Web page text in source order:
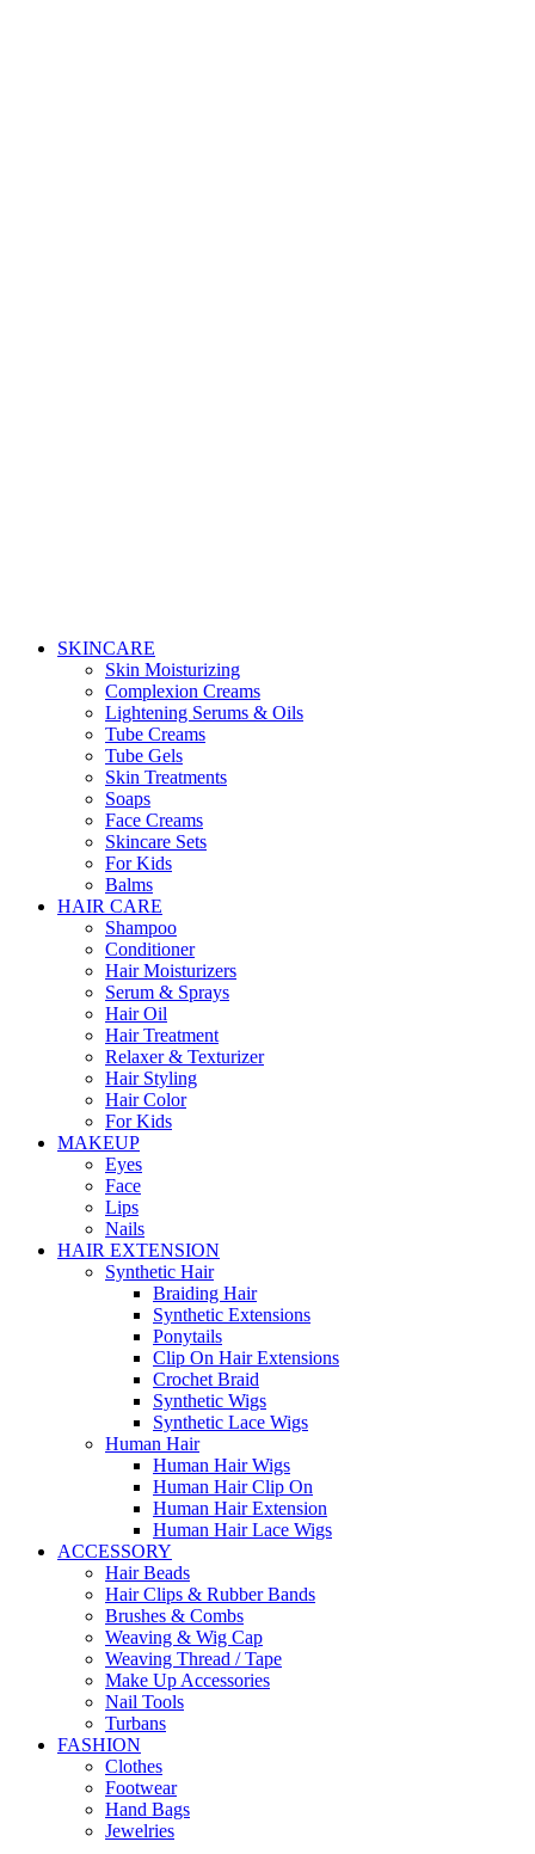
SKINCARE
Skin Moisturizing
Complexion Creams
Lightening Serums & Oils
Tube Creams
Tube Gels
Skin Treatments
Soaps
Face Creams
Skincare Sets
For Kids
Balms
HAIR CARE
Shampoo
Conditioner
Hair Moisturizers
Serum & Sprays
Hair Oil
Hair Treatment
Relaxer & Texturizer
Hair Styling
Hair Color
For Kids
MAKEUP
Eyes
Face
Lips
Nails
HAIR EXTENSION
Synthetic Hair
Braiding Hair
Synthetic Extensions
Ponytails
Clip On Hair Extensions
Crochet Braid
Synthetic Wigs
Synthetic Lace Wigs
Human Hair
Human Hair Wigs
Human Hair Clip On
Human Hair Extension
Human Hair Lace Wigs
ACCESSORY
Hair Beads
Hair Clips & Rubber Bands
Brushes & Combs
Weaving & Wig Cap
Weaving Thread / Tape
Make Up Accessories
Nail Tools
Turbans
FASHION
Clothes
Footwear
Hand Bags
Jewelries